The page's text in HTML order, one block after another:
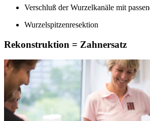
Verschluß der Wurzelkanäle mit
Wurzelspitzenresektion
Rekonstruktion = Zahnersatz